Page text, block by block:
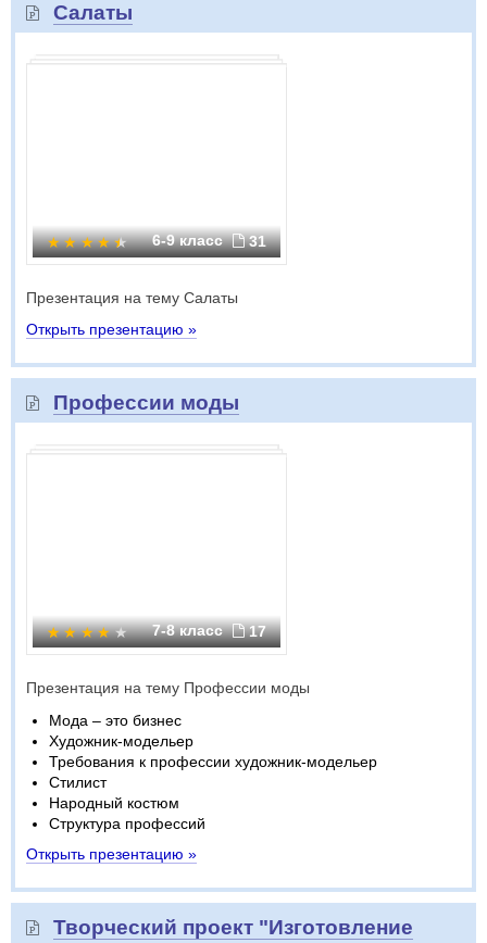
Салаты
6-9 класс 31
Презентация на тему Салаты
Открыть презентацию »
Профессии моды
7-8 класс 17
Презентация на тему Профессии моды
Мода – это бизнес
Художник-модельер
Требования к профессии художник-модельер
Стилист
Народный костюм
Структура профессий
Открыть презентацию »
Творческий проект "Изготовление